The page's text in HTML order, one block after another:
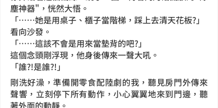
塵神器"，恍然大悟。
「……她是用桌子、櫃子當階梯，踩上去清天花板?」
看向沙發。
「……這該不會是用來當墊背的吧?」
這個念頭剛浮現，他身後傳來一聲大吼。
「誰?!是誰?!」
剛洗好澡，準備開零食配陸劇的我，聽見房門外傳來
聲響，立刻停下所有動作，小心翼翼地來到門邊，聽
著外面的動靜。